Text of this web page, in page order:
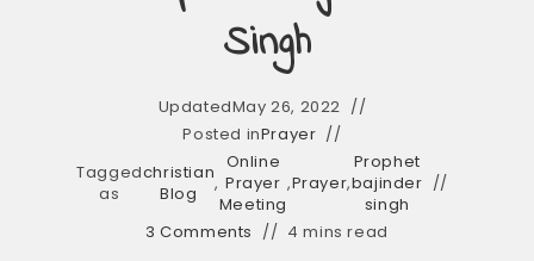
Singh
UpdatedMay 26, 2022
Posted inPrayer
Tagged
as
christian
Blog
,
Online
Prayer
Meeting
,Prayer,
Prophet
bajinder
singh
3 Comments
4 mins read